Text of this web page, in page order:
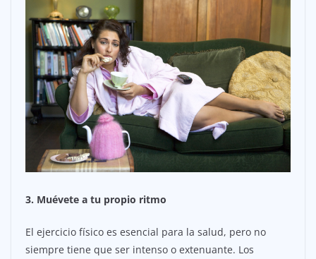
3. Muévete a tu propio ritmo
El ejercicio físico es esencial para la salud, pero no
siempre tiene que ser intenso o extenuante. Los